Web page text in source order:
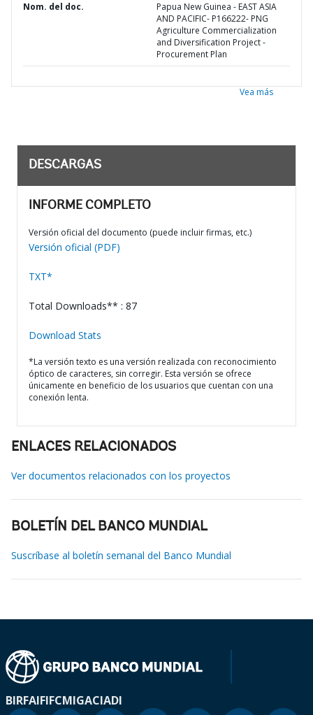
Nom. del doc.
Papua New Guinea - EAST ASIA
AND PACIFIC- P166222- PNG
Agriculture Commercialization
and Diversification Project -
Procurement Plan
Vea más
DESCARGAS
INFORME COMPLETO
Versión oficial del documento (puede incluir firmas, etc.)
Versión oficial (PDF)
TXT*
Total Downloads** : 87
Download Stats
*La versión texto es una versión realizada con reconocimiento
óptico de caracteres, sin corregir. Esta versión se ofrece
únicamente en beneficio de los usuarios que cuentan con una
conexión lenta.
ENLACES RELACIONADOS
Ver documentos relacionados con los proyectos
BOLETÍN DEL BANCO MUNDIAL
Suscríbase al boletín semanal del Banco Mundial
BIRFAIFIFCMIGACIADI